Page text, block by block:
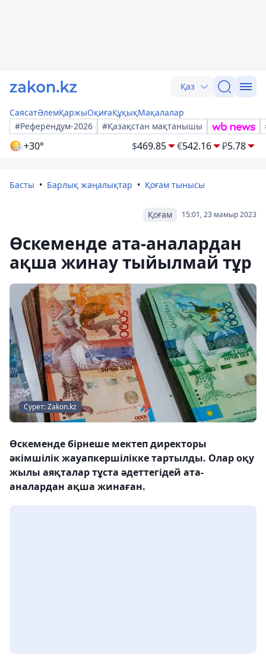
Қаз
СаясатӘлемҚаржыОқиғаҚұқықМақалалар
#Референдум-2026
#Қазақстан мақтанышы
+30° $469.85 €542.16 ₽5.78
Басты Барлық жаңалықтар Қоғам тынысы
15:01, 23 мамыр 2023
Қоғам
Өскеменде ата-аналардан
ақша жинау тыйылмай тұр
Сурет: Zakon.kz
Өскеменде бірнеше мектеп директоры
әкімшілік жауапкершілікке тартылды. Олар оқу
жылы аяқталар тұста әдеттегідей ата-
аналардан ақша жинаған.